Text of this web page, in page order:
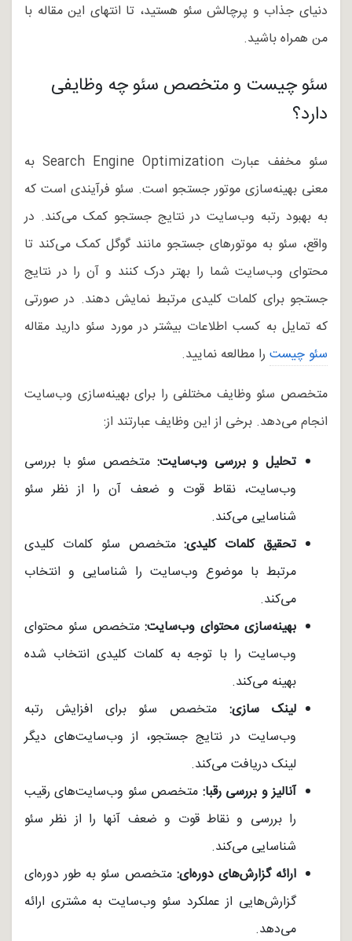
دنیای جذاب و پرچالش سئو هستید، تا انتهای این مقاله با
من همراه باشید.
سئو چیست و متخصص سئو چه وظایفی
دارد؟
سئو مخفف عبارت Search Engine Optimization به
معنی بهینه‌سازی موتور جستجو است. سئو فرآیندی است که
به بهبود رتبه وب‌سایت در نتایج جستجو کمک می‌کند. در
واقع، سئو به موتورهای جستجو مانند گوگل کمک می‌کند تا
محتوای وب‌سایت شما را بهتر درک کنند و آن را در نتایج
جستجو برای کلمات کلیدی مرتبط نمایش دهند. در صورتی
که تمایل به کسب اطلاعات بیشتر در مورد سئو دارید مقاله
سئو چیست را مطالعه نمایید.
متخصص سئو وظایف مختلفی را برای بهینه‌سازی وب‌سایت
انجام می‌دهد. برخی از این وظایف عبارتند از:
تحلیل و بررسی وب‌سایت: متخصص سئو با بررسی
وب‌سایت، نقاط قوت و ضعف آن را از نظر سئو
شناسایی می‌کند.
تحقیق کلمات کلیدی:متخصص سئو کلمات کلیدی
مرتبط با موضوع وب‌سایت را شناسایی و انتخاب
می‌کند.
بهینه‌سازی محتوای وب‌سایت:متخصص سئو محتوای
وب‌سایت را با توجه به کلمات کلیدی انتخاب شده
بهینه می‌کند.
لینک سازی: متخصص سئو برای افزایش رتبه
وب‌سایت در نتایج جستجو، از وب‌سایت‌های دیگر
لینک دریافت می‌کند.
آنالیز و بررسی رقبا: متخصص سئو وب‌سایت‌های رقیب
را بررسی و نقاط قوت و ضعف آنها را از نظر سئو
شناسایی می‌کند.
ارائه گزارش‌های دوره‌ای: متخصص سئو به طور دوره‌ای
گزارش‌هایی از عملکرد سئو وب‌سایت به مشتری ارائه
می‌دهد.